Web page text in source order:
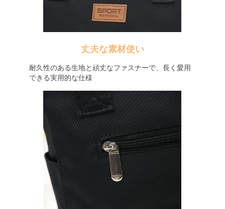
丈夫な素材使い
耐久性のある生地と頑丈なファスナーで、長く愛用
できる実用的な仕様